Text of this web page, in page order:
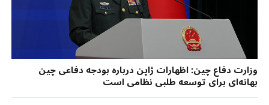
وزارت دفاع چین: اظهارات ژاپن درباره بودجه دفاعی چین
بهانه‌ای برای توسعه طلبی نظامی است